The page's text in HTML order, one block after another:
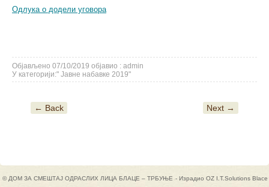
Oдлука о додели уговора
Објављено 07/10/2019 објавио : admin
У категорији:" Јавне набавке 2019"
Post navigation
← Back Next →
© ДОМ ЗА СМЕШТАЈ ОДРАСЛИХ ЛИЦА БЛАЦЕ – ТРБУЊЕ - Израдио OZ I.T.Solutions Blace